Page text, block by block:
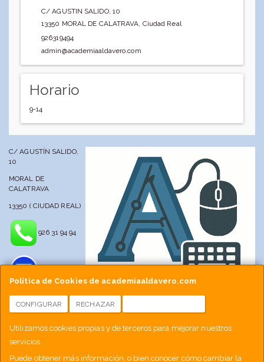
Política de Cookies de academiaaldavero.com
CONFIGURAR RECHAZAR
Utilizamos cookies propias y de terceros para mejorar nuestros
servicios.
Puede obtener más información, o bien conocer cómo cambiar la
C/ AGUSTIN SALIDO, 10
13350 MORAL DE CALATRAVA, Ciudad Real
926319494
admin@academiaaldavero.com
Horario
9-14
C/ AGUSTÍN SALIDO,
10
MORAL DE
CALATRAVA
13350 ( CIUDAD REAL)
926 31 94 94